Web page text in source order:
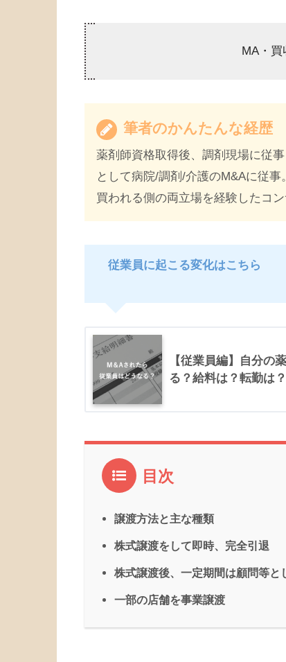
MA・
筆者のかんたんな経歴
薬剤師資格取得後、調剤現場に従
として病院/調剤/介護のM&Aに従
買われる側の両立場を経験したコン
従業員に起こる変化はこちら
【従業員編】自分の
る？給料は？転勤は？
目次
譲渡方法と主な種類
株式譲渡をして即時、完全引退
株式譲渡後、一定期間は顧問等と
一部の店舗を事業譲渡